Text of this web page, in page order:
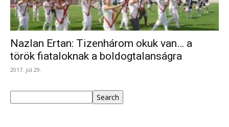
Nazlan Ertan: Tizenhárom okuk van… a
török fiataloknak a boldogtalanságra
2017. júl 29.
Search